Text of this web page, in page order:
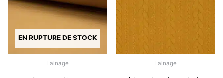
EN RUPTURE DE STOCK
Lainage Lainage